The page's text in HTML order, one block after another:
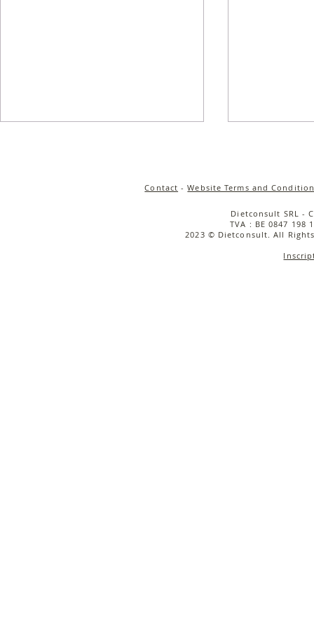
Salade de
Contact -Website Terms and
Dietconsult SRL -
TVA : BE 0847 198
2023 © Dietconsult. All